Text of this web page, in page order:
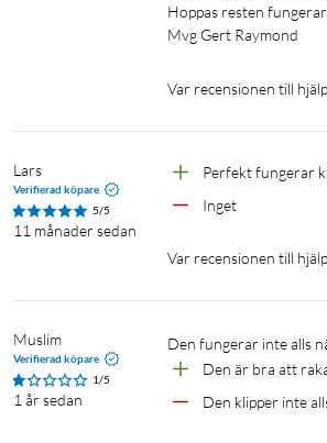
Hoppas resten
Mvg Gert Raymond
Var recensionen till
Lars
Verifierad köpare
5/5
11 månader sedan
Perfekt fungerar
Inget
Var recensionen till
Muslim
Verifierad köpare
1/5
1 år sedan
Den fungerar inte alls
Den är bra att
Den klipper inte